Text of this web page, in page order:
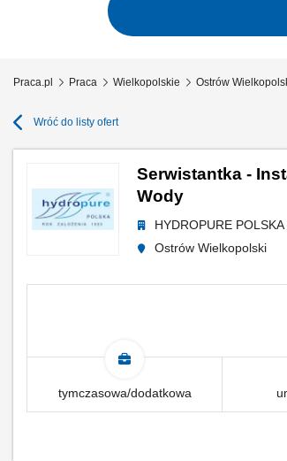
Praca.pl Praca Wielkopolskie Ostrów
Wróć do listy ofert
Serwistantka -
Wody
HYDROPURE POLSKA
Ostrów Wielkopolski
tymczasowa/dodatkowa